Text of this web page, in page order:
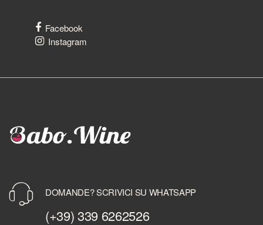
Facebook
Instagram
DOMANDE? SCRIVICI SU WHATSAPP
(+39) 339 6262526